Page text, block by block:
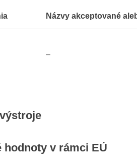
Názvy akceptované
–
v rámci EÚ